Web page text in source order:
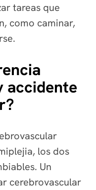
tareas que
como caminar,
accidente
los dos
Un
cerebrovascular